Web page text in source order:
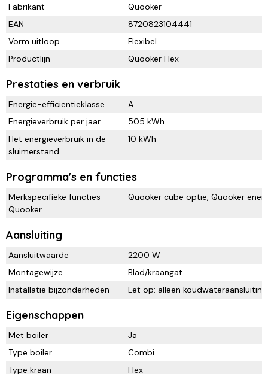
Fabrikant
Quooker
EAN
8720823104441
Vorm uitloop
Flexibel
Productlijn
Quooker Flex
Prestaties en verbruik
Energie-efficiëntieklasse
A
Energieverbruik per jaar
505 kWh
Het energieverbruik in de
sluimerstand
10 kWh
Programma's en functies
Merkspecifieke functies
Quooker
Quooker cube optie, Quooker
Aansluiting
Aansluitwaarde
2200 W
Montagewijze
Blad/kraangat
Installatie bijzonderheden
Let op: alleen koudwateraansluiting
Eigenschappen
Met boiler
Ja
Type boiler
Combi
Type kraan
Flex